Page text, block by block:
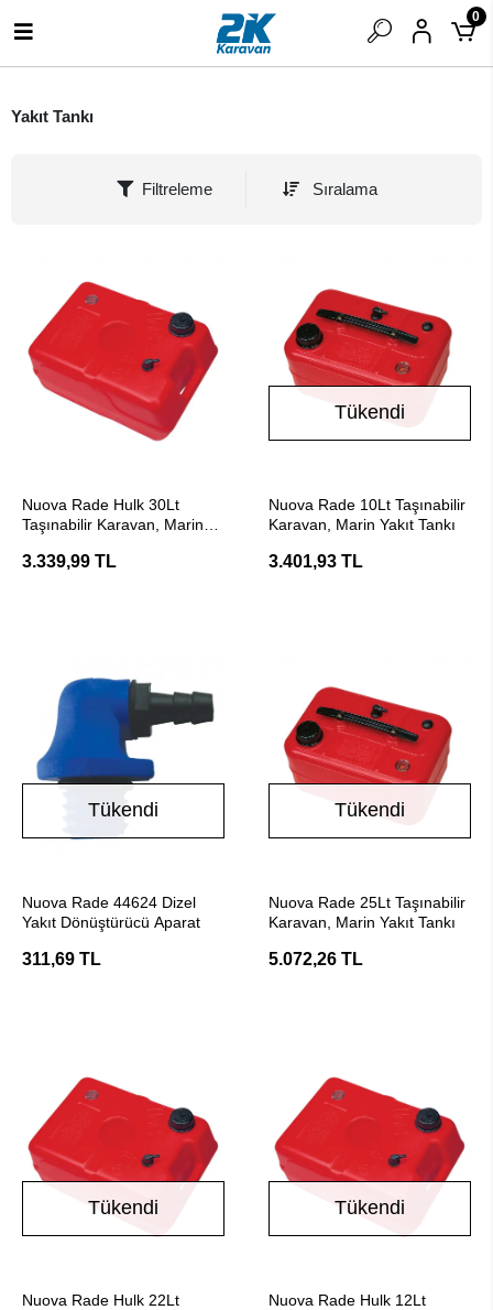
0
Yakıt Tankı
Filtreleme Sıralama
Nuova Rade Hulk 30Lt
Taşınabilir Karavan, Marin
3.339,99 TL
Tükendi
Nuova Rade 10Lt Taşınabilir
Karavan, Marin Yakıt Tankı
3.401,93 TL
Tükendi
Nuova Rade 44624 Dizel
Yakıt Dönüştürücü Aparat
311,69 TL
Tükendi
Nuova Rade 25Lt Taşınabilir
Karavan, Marin Yakıt Tankı
5.072,26 TL
Tükendi
Nuova Rade Hulk 22Lt
Tükendi
Nuova Rade Hulk 12Lt